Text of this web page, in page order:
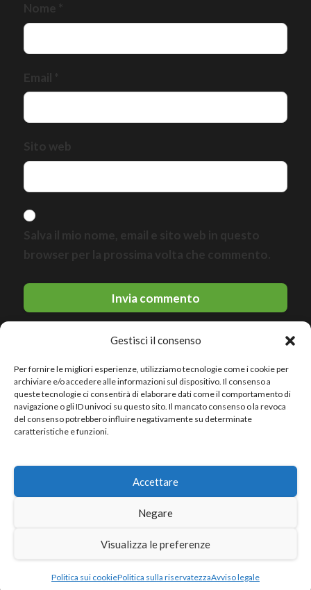
Gestisci il consenso
Per fornire le migliori esperienze, utilizziamo tecnologie come i cookie per
archiviare e/o accedere alle informazioni sul dispositivo. Il consenso a
queste tecnologie ci consentirà di elaborare dati come il comportamento di
navigazione o gli ID univoci su questo sito. Il mancato consenso o la revoca
del consenso potrebbero influire negativamente su determinate
caratteristiche e funzioni.
Accettare
Negare
Visualizza le preferenze
Politica sui cookiePolitica sulla riservatezzaAvviso legale
Nome
Sito web
Salva il mio nome, email e sito web in questo
browser per la prossima volta che commento.
© 2026 Le migliori discoteche · All rights reserved
Avviso legale
Politica sui cookie